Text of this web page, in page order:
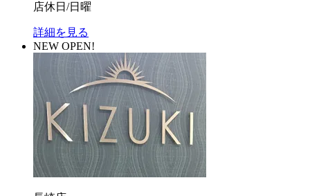
店休日/日曜
詳細を見る
NEW OPEN!